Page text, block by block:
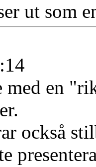
ut som
en
också